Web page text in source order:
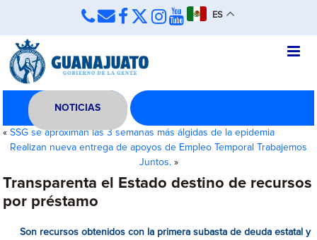
ES
NOTICIAS
«SSG se aproximan las 3 semanas más álgidas de la epidemia
Realizan nueva entrega de apoyos de Empleo Temporal Trabajemos
Juntos.»
Transparenta el Estado destino de recursos
por préstamo
Son recursos obtenidos con la primera subasta de deuda estatal y